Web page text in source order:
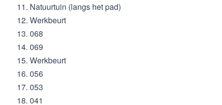
Natuurtuin (langs het pad)
Werkbeurt
068
069
Werkbeurt
056
053
041